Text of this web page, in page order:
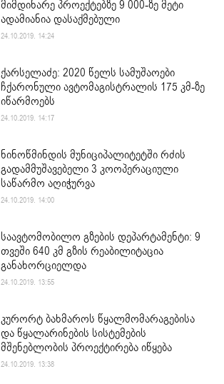
მიმდინარე პროექტებზე 9 000-ზე მეტი
ადამიანია დასაქმებული
24.10.2019. 14:24
ქარსელაძე: 2020 წელს სამუშაოები
ჩქარონული ავტომაგისტრალის 175 კმ-ზე
იწარმოებს
24.10.2019. 14:17
ნინოწმინდის მუნიციპალიტეტში რძის
გადამმუშავებელი 3 კოოპერაციული
საწარმო აღიჭურვა
24.10.2019. 14:00
საავტომობილო გზების დეპარტამენტი: 9
თვეში 640 კმ გზის რეაბილიტაცია
განახორციელდა
24.10.2019. 13:55
კურორტ ბახმაროს წყალმომარაგებისა
და წყალარინების სისტემების
მშენებლობის პროექტირება იწყება
24.10.2019. 13:38